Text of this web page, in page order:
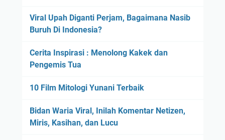
Viral Upah Diganti Perjam, Bagaimana Nasib
Buruh Di Indonesia?
Cerita Inspirasi : Menolong Kakek dan
Pengemis Tua
10 Film Mitologi Yunani Terbaik
Bidan Waria Viral, Inilah Komentar Netizen,
Miris, Kasihan, dan Lucu